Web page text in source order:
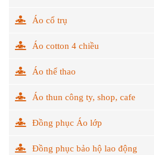
Áo cổ trụ
Áo cotton 4 chiều
Áo thể thao
Áo thun công ty, shop, cafe
Đồng phục Áo lớp
Đồng phục bảo hộ lao động